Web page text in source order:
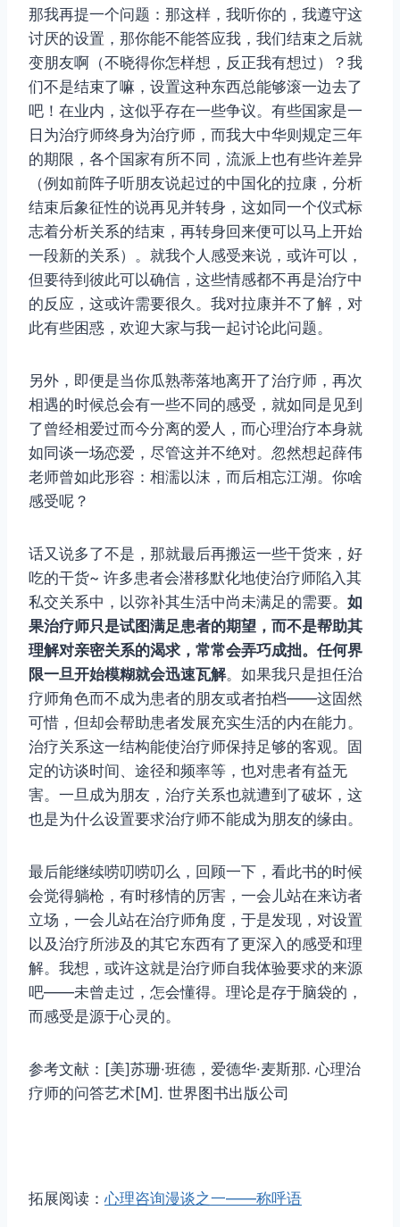
那我再提一个问题：那这样，我听你的，我遵守这
讨厌的设置，那你能不能答应我，我们结束之后就
变朋友啊（不晓得你怎样想，反正我有想过）？我
们不是结束了嘛，设置这种东西总能够滚一边去了
吧！在业内，这似乎存在一些争议。有些国家是一
日为治疗师终身为治疗师，而我大中华则规定三年
的期限，各个国家有所不同，流派上也有些许差异
（例如前阵子听朋友说起过的中国化的拉康，分析
结束后象征性的说再见并转身，这如同一个仪式标
志着分析关系的结束，再转身回来便可以马上开始
一段新的关系）。就我个人感受来说，或许可以，
但要待到彼此可以确信，这些情感都不再是治疗中
的反应，这或许需要很久。我对拉康并不了解，对
此有些困惑，欢迎大家与我一起讨论此问题。
另外，即便是当你瓜熟蒂落地离开了治疗师，再次
相遇的时候总会有一些不同的感受，就如同是见到
了曾经相爱过而今分离的爱人，而心理治疗本身就
如同谈一场恋爱，尽管这并不绝对。忽然想起薛伟
老师曾如此形容：相濡以沫，而后相忘江湖。你啥
感受呢？
话又说多了不是，那就最后再搬运一些干货来，好
吃的干货~ 许多患者会潜移默化地使治疗师陷入其
私交关系中，以弥补其生活中尚未满足的需要。 如
果治疗师只是试图满足患者的期望，而不是帮助其
理解对亲密关系的渴求，常常会弄巧成拙。任何界
限一旦开始模糊就会迅速瓦解。如果我只是担任治
疗师角色而不成为患者的朋友或者拍档——这固然
可惜，但却会帮助患者发展充实生活的内在能力。
治疗关系这一结构能使治疗师保持足够的客观。固
定的访谈时间、途径和频率等，也对患者有益无
害。一旦成为朋友，治疗关系也就遭到了破坏，这
也是为什么设置要求治疗师不能成为朋友的缘由。
最后能继续唠叨唠叨么，回顾一下，看此书的时候
会觉得躺枪，有时移情的厉害，一会儿站在来访者
立场，一会儿站在治疗师角度，于是发现，对设置
以及治疗所涉及的其它东西有了更深入的感受和理
解。我想，或许这就是治疗师自我体验要求的来源
吧——未曾走过，怎会懂得。理论是存于脑袋的，
而感受是源于心灵的。
参考文献：[美]苏珊·班德，爱德华·麦斯那. 心理治
疗师的问答艺术[M]. 世界图书出版公司
拓展阅读：心理咨询漫谈之一——称呼语